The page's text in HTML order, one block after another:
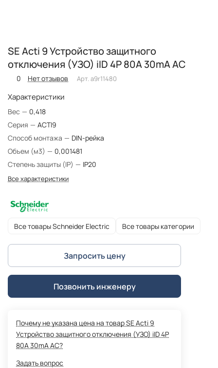
SE Acti 9 Устройство защитного
отключения (УЗО) iID 4P 80A 30mA AC
0 Нет отзывов Арт. a9r11480
Характеристики
Вес — 0,418
Серия — ACTI9
Способ монтажа — DIN-рейка
Объем (м3) — 0,001481
Степень защиты (IP) — IP20
Все характеристики
Все товары Schneider Electric Все товары категории
Запросить цену
Позвонить инженеру
Почему не указана цена на товар SE Acti 9
Устройство защитного отключения (УЗО) iID 4P
80A 30mA AC?
Задать вопрос